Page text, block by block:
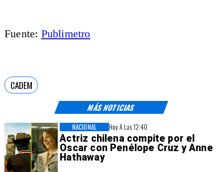
MÁS NOTICIAS
Hoy A Las 12:40
Actriz chilena compite por el
Oscar con Penélope Cruz y Anne
Hathaway
NACIONAL
Fuente: Publimetro
CADEM